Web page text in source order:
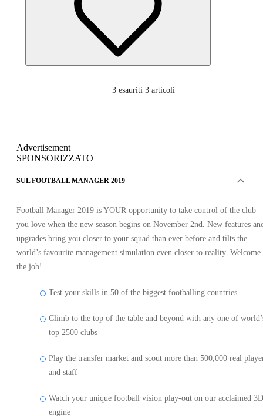
3 esauriti 3 articoli
Advertisement
SPONSORIZZATO
SUL FOOTBALL MANAGER 2019
Football Manager 2019 is YOUR opportunity to take control of the club
you love when the new season begins on November 2nd. New features
upgrades bring you closer to your squad than ever before and tilts the
world’s favourite management simulation even closer to reality. Welcome
the job!
Test your skills in 50 of the biggest footballing countries
Climb to the top of the table and beyond with any one of
top 2500 clubs
Play the transfer market and scout more than 500,000 real
and staff
Watch your unique football vision play-out on our acclaimed 3D
engine